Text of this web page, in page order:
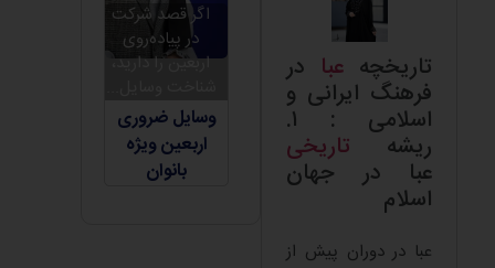
تاریخچه عبا در
فرهنگ ایرانی و
اسلامی : ۱.
ریشه تاریخی
عبا در جهان
اسلام
عبا در دوران پیش از
اگر قصد شرکت
در پیاده‌روی
اربعین را دارید،
وسایل ضروری
اربعین ویژه
بانوان